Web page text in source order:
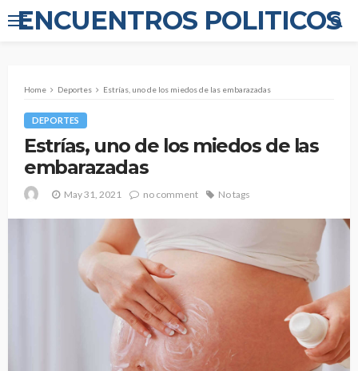
ENCUENTROS POLITICOS
Home Deportes Estrías, uno de los miedos de las embarazadas
DEPORTES
Estrías, uno de los miedos de las
embarazadas
May 31, 2021 no comment No tags